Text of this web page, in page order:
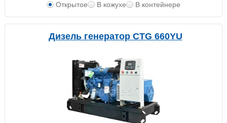
Открытое В кожухе В контейнере
Дизель генератор CTG 660YU